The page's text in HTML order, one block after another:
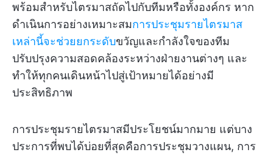
พร้อมสำหรับไตรมาสถัดไปกับทีมหรือทั้งองค์กร หาก
ดำเนินการอย่างเหมาะสมการประชุมรายไตรมาส
เหล่านี้จะช่วยยกระดับขวัญและกำลังใจของทีม
ปรับปรุงความสอดคล้องระหว่างฝ่ายงานต่างๆ และ
ทำให้ทุกคนเดินหน้าไปสู่เป้าหมายได้อย่างมี
ประสิทธิภาพ
การประชุมรายไตรมาสมีประโยชน์มากมาย แต่บาง
ประการที่พบได้บ่อยที่สุดคือการประชุมวางแผน, การ